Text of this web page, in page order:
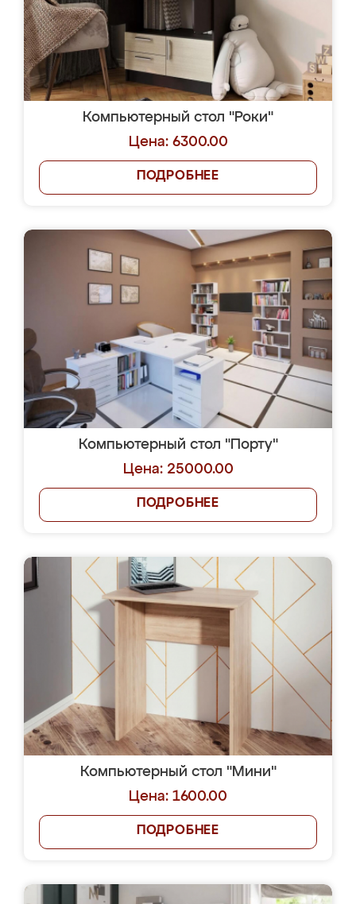
Компьютерный стол "Роки"
Цена: 6300.00
ПОДРОБНЕЕ
Компьютерный стол "Порту"
Цена: 25000.00
ПОДРОБНЕЕ
Компьютерный стол "Мини"
Цена: 1600.00
ПОДРОБНЕЕ